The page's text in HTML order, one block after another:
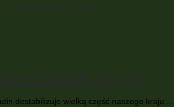
destabilizuje wielką część naszego kraju …